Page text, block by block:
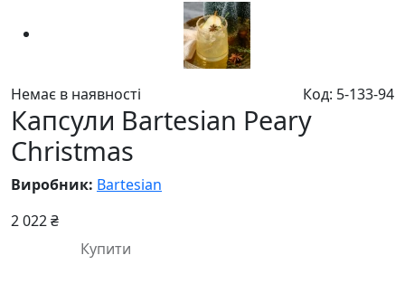
Немає в наявності Код: 5-133-94
Капсули Bartesian Peary
Christmas
Виробник: Bartesian
2 022 ₴
Купити